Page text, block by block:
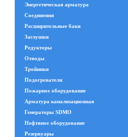
Энергетическая арматура
Соединения
Расширительные баки
Заглушки
Редукторы
Отводы
Тройники
Подогреватели
Пожарное оборудование
Арматура канализационная
Генераторы SDMO
Нефтяное оборудование
Резервуары